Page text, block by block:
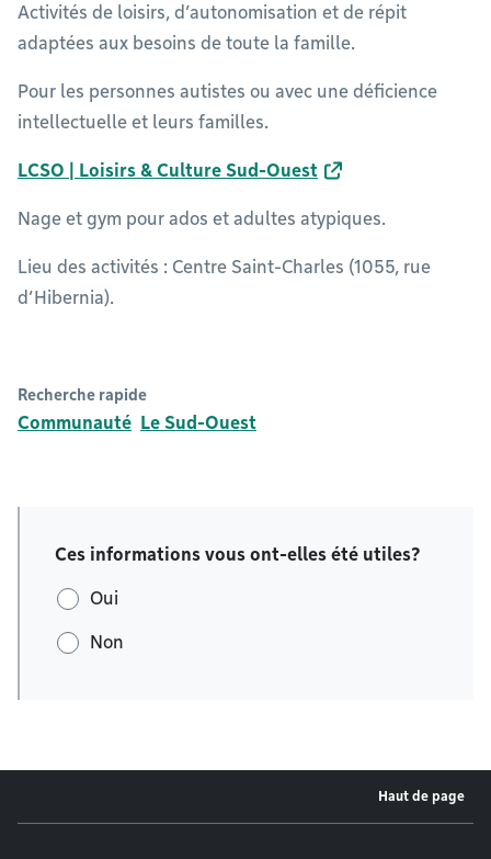
Activités de loisirs, d’autonomisation et de répit
adaptées aux besoins de toute la famille.
Pour les personnes autistes ou avec une déficience
intellectuelle et leurs familles.
LCSO | Loisirs & Culture Sud-Ouest
Nage et gym pour ados et adultes atypiques.
Lieu des activités : Centre Saint-Charles (1055, rue
d’Hibernia).
Recherche rapide
Communauté Le Sud-Ouest
Ces informations vous ont-elles été utiles?
Oui
Non
Haut de page